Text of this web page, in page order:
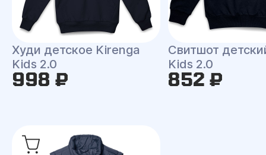
Худи детское Kirenga
Kids 2.0
998 ₽
Свитшот
Kids 2.0
852 ₽